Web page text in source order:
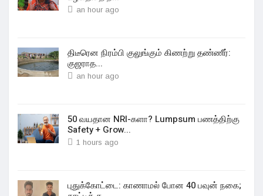
an hour ago
திடீரென நிரம்பி குலுங்கும் கிணற்று தண்ணீர்:
குஜராத...
an hour ago
50 வயதான NRI-களா? Lumpsum பணத்திற்கு
Safety + Grow...
1 hours ago
புதுக்கோட்டை: காணாமல் போன 40 பவுன் நகை;